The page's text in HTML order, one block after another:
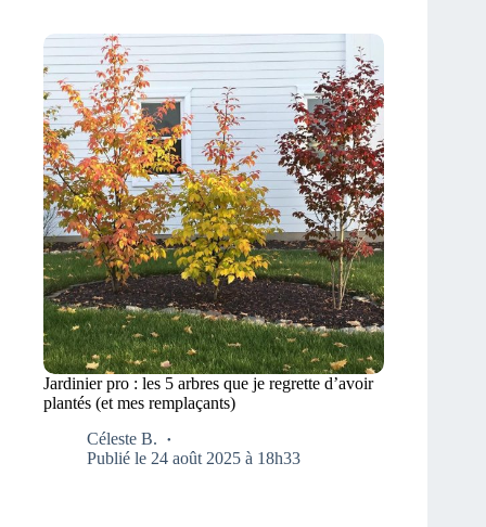
Jardinier pro : les 5 arbres que je regrette d’avoir
plantés (et mes remplaçants)
Céleste B.
Publié le 24 août 2025 à 18h33